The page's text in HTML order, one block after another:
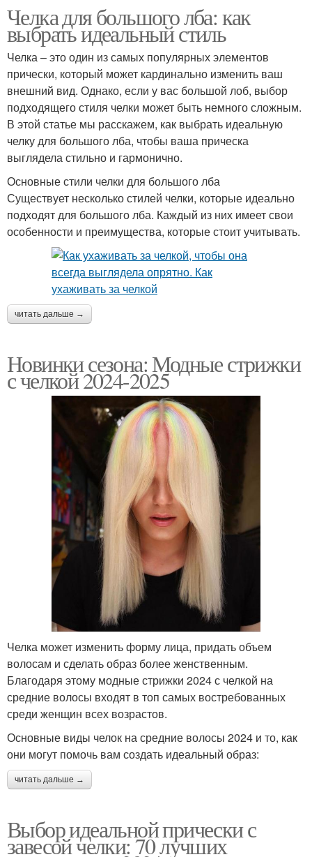
Челка для большого лба: как
выбрать идеальный стиль
Челка – это один из самых популярных элементов
прически, который может кардинально изменить ваш
внешний вид. Однако, если у вас большой лоб, выбор
подходящего стиля челки может быть немного сложным.
В этой статье мы расскажем, как выбрать идеальную
челку для большого лба, чтобы ваша прическа
выглядела стильно и гармонично.
Основные стили челки для большого лба
Существует несколько стилей челки, которые идеально
подходят для большого лба. Каждый из них имеет свои
особенности и преимущества, которые стоит учитывать.
читать дальше →
Новинки сезона: Модные стрижки
с челкой 2024-2025
Челка может изменить форму лица, придать объем
волосам и сделать образ более женственным.
Благодаря этому модные стрижки 2024 с челкой на
средние волосы входят в топ самых востребованных
среди женщин всех возрастов.
Основные виды челок на средние волосы 2024 и то, как
они могут помочь вам создать идеальный образ:
читать дальше →
Выбор идеальной прически с
завесой челки: 70 лучших